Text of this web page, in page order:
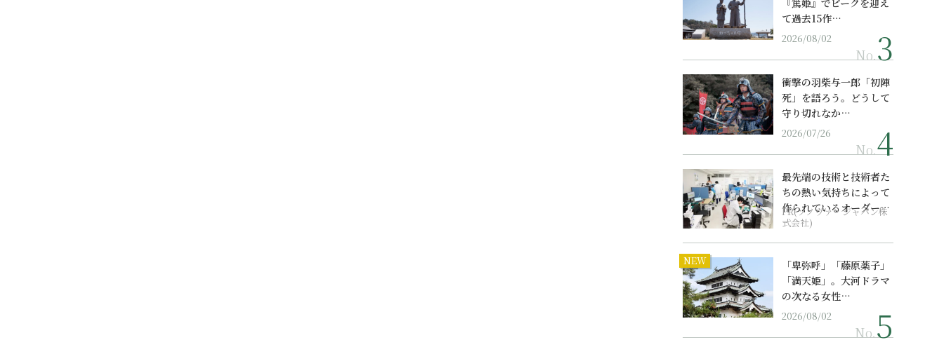
『篤姫』でピークを迎え
て過去15作…
2026/08/02
No.
衝撃の羽柴与一郎「初陣
死」を語ろう。どうして
守り切れなか…
2026/07/26
No.
最先端の技術と技術者た
ちの熱い気持ちによって
作られているオーダーメ
イド補聴器
PR(ソノヴァ・ジャパン株
式会社)
NEW
「卑弥呼」「藤原薬子」
「満天姫」。大河ドラマ
の次なる女性…
2026/08/02
No.